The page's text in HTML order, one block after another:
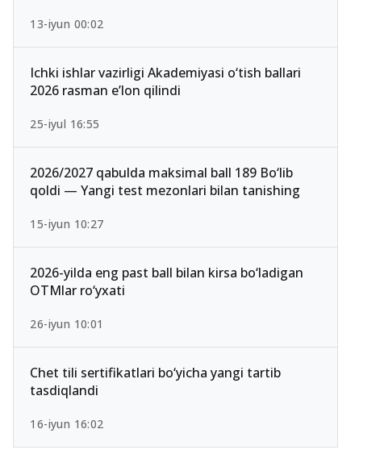
13-iyun 00:02
Ichki ishlar vazirligi Akademiyasi o‘tish ballari
2026 rasman e’lon qilindi
25-iyul 16:55
2026/2027 qabulda maksimal ball 189 Bo‘lib
qoldi — Yangi test mezonlari bilan tanishing
15-iyun 10:27
2026-yilda eng past ball bilan kirsa bo‘ladigan
OTMlar ro‘yxati
26-iyun 10:01
Chet tili sertifikatlari bo‘yicha yangi tartib
tasdiqlandi
16-iyun 16:02